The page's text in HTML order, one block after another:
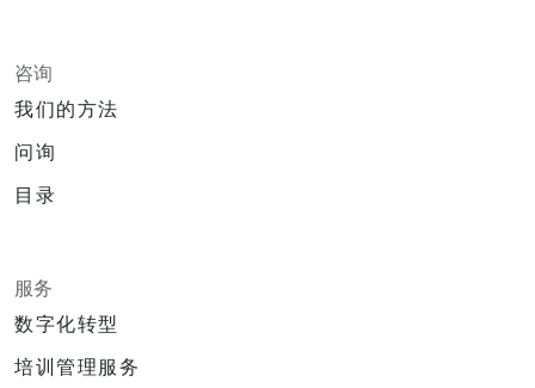
咨询
我们的方法
问询
目录
服务
数字化转型
培训管理服务